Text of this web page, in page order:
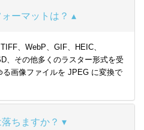
ーマットは？
、WebP、GIF、HEIC、
、その他多くのラスター形式を受
画像ファイルを JPEG に変換で
ちますか？